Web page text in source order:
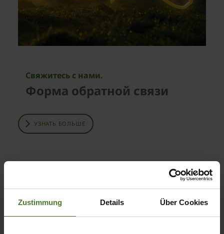
Zustimmung Details Über Cookies
Свяжитесь с нами.
Форма обратной связи
УЗНАТЬ БОЛЬШЕ